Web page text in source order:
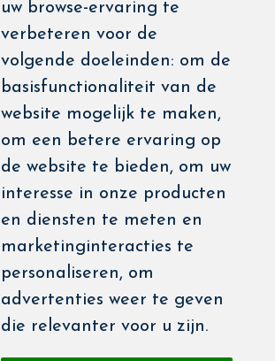
uw browse-ervaring te
verbeteren voor de
volgende doeleinden: om de
basisfunctionaliteit van de
website mogelijk te maken,
om een betere ervaring op
de website te bieden, om uw
interesse in onze producten
en diensten te meten en
marketinginteracties te
personaliseren, om
advertenties weer te geven
die relevanter voor u zijn.